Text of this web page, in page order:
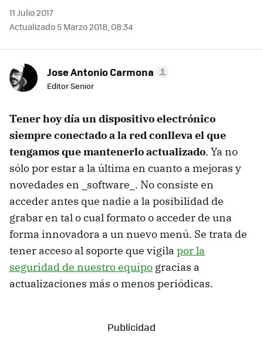
11 Julio 2017
Actualizado 5 Marzo 2018, 08:34
Jose Antonio Carmona
Editor Senior
Tener hoy día un dispositivo electrónico
siempre conectado a la red conlleva el que
tengamos que mantenerlo actualizado. Ya no
sólo por estar a la última en cuanto a mejoras y
novedades en _software_. No consiste en
acceder antes que nadie a la posibilidad de
grabar en tal o cual formato o acceder de una
forma innovadora a un nuevo menú. Se trata de
tener acceso al soporte que vigila por la
seguridad de nuestro equipo gracias a
actualizaciones más o menos periódicas.